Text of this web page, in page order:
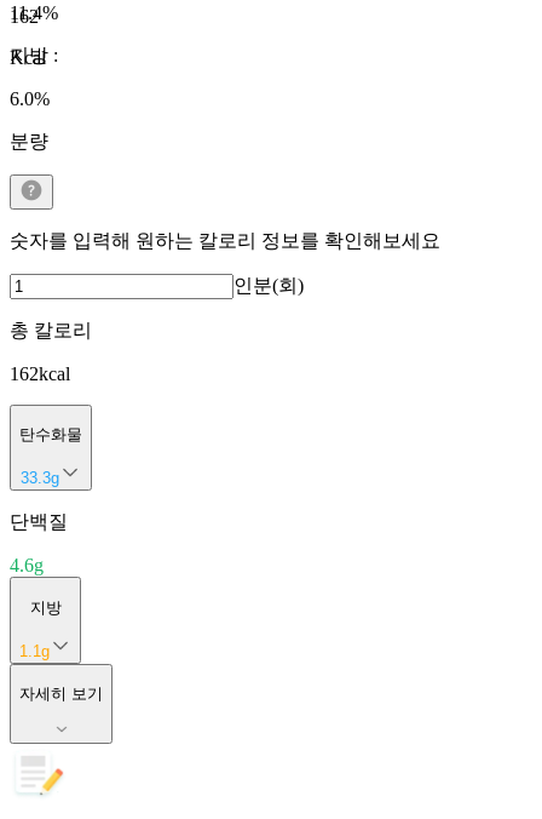
162
Kcal
11.4%
지방 :
6.0%
분량
숫자를 입력해 원하는 칼로리 정보를 확인해보세요
인분(회)
총 칼로리
162kcal
탄수화물
33.3g
단백질
4.6g
지방
1.1 g
자세히 보기